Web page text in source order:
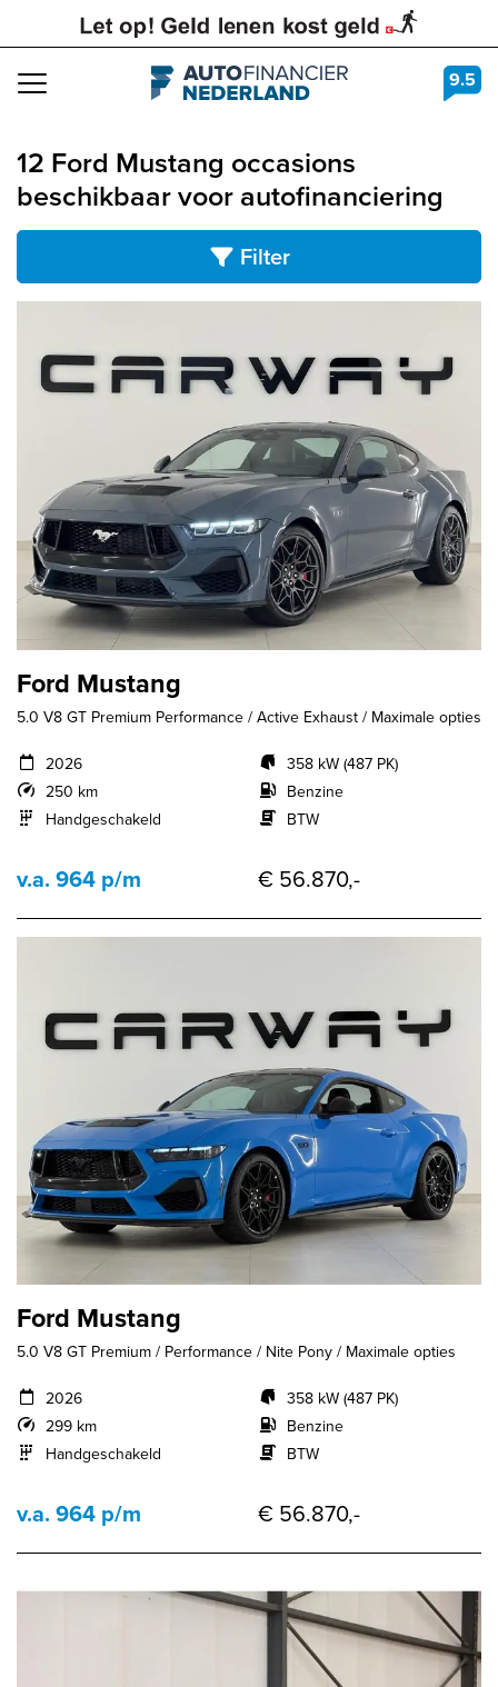
Navigation 9.5
12 Ford Mustang occasions
beschikbaar voor autofinanciering
Filter
Ford Mustang
5.0 V8 GT Premium Performance / Active Exhaust / Maximale opties
2026
250 km
Handgeschakeld
358 kW (487 PK)
Benzine
BTW
v.a. 964 p/m € 56.870,-
Ford Mustang
5.0 V8 GT Premium / Performance / Nite Pony / Maximale opties
2026
299 km
Handgeschakeld
358 kW (487 PK)
Benzine
BTW
v.a. 964 p/m € 56.870,-